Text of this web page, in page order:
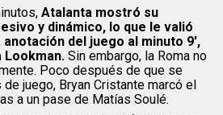
Atalanta mostró su
y dinámico, lo que le valió
del juego al minuto 9′,
Lookman. Sin embargo, la Roma no
Poco después de que se
juego, Bryan Cristante marcó el
a un pase de Matías Soulé.